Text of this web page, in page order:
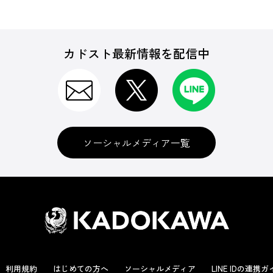
カドスト最新情報を配信中
ソーシャルメディア一覧
利用規約 はじめての方へ ソーシャルメディア LINE IDの連携ガ